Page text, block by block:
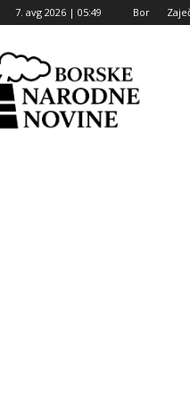
7. avg 2026 | 05:49 Bor
narodne
novine